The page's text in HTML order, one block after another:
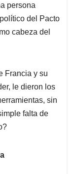
persona
del Pacto
cabeza del
Francia y su
le dieron los
sin
falta de